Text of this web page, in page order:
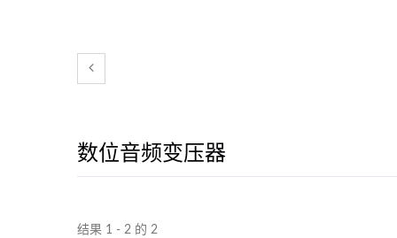
数位音频变压器
结果 1 - 2 的 2